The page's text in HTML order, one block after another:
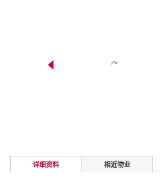
详细资料 相近物业